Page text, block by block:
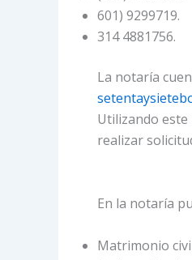
601) 9299719.
314 4881756.
La notaría
Utilizando este
realizar
En la notaría
Matrimonio